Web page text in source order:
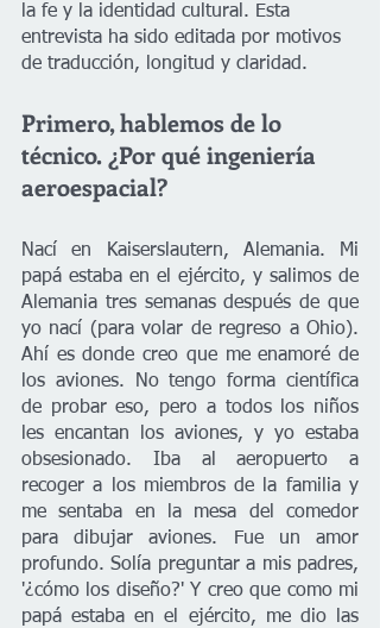
la fe y la identidad cultural. Esta
entrevista ha sido editada por motivos
de traducción, longitud y claridad.
Primero, hablemos de lo
técnico. ¿Por qué ingeniería
aeroespacial?
Nací en Kaiserslautern, Alemania. Mi
papá estaba en el ejército, y salimos de
Alemania tres semanas después de que
yo nací (para volar de regreso a Ohio).
Ahí es donde creo que me enamoré de
los aviones. No tengo forma científica
de probar eso, pero a todos los niños
les encantan los aviones, y yo estaba
obsesionado. Iba al aeropuerto a
recoger a los miembros de la familia y
me sentaba en la mesa del comedor
para dibujar aviones. Fue un amor
profundo. Solía preguntar a mis padres,
'¿cómo los diseño?' Y creo que como mi
papá estaba en el ejército, me dio las